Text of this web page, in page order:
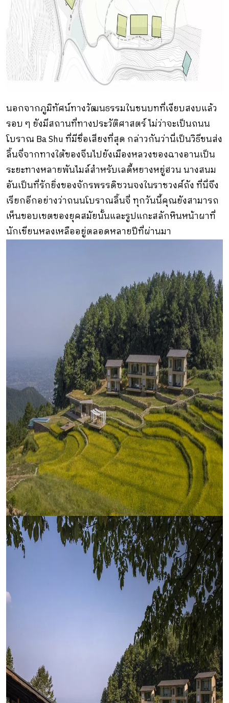
นอกจากภูมิทัศน์ทางวัฒนธรรมในชนบทที่เงียบสงบแล้ว
รอบ ๆ ยังมีสถานที่ทางประวัติศาสตร์ ไม่ว่าจะเป็นถนน
โบราณ Ba Shu ที่มีชื่อเสียงที่สุด กล่าวกันว่านี่เป็นวิธีขนส่ง
ลิ้นจี่จากทางใต้ของจีนไปยังเมืองหลวงของฉางอานเป็น
ระยะทางหลายพันไมล์สำหรับเลดี้หยางหยู่ฮวน นางสนม
อันเป็นที่รักยิ่งของจักรพรรดิซวนจงในราชวงศ์ถัง ที่นี่จึง
เรียกอีกอย่างว่าถนนโบราณลิ้นจี่ ทุกวันนี้คุณยังสามารถ
เห็นขอบเขตของยุคสมัยนั้นและรูปแกะสลักหินหน้าผาที่
นักเขียนหลงเหลืออยู่ตลอดหลายปีที่ผ่านมา